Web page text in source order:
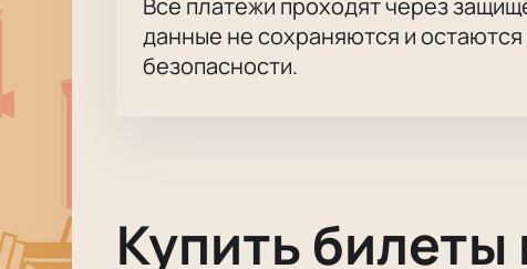
Все платежи проходят через
данные не сохраняются и остаются
безопасности.
Купить